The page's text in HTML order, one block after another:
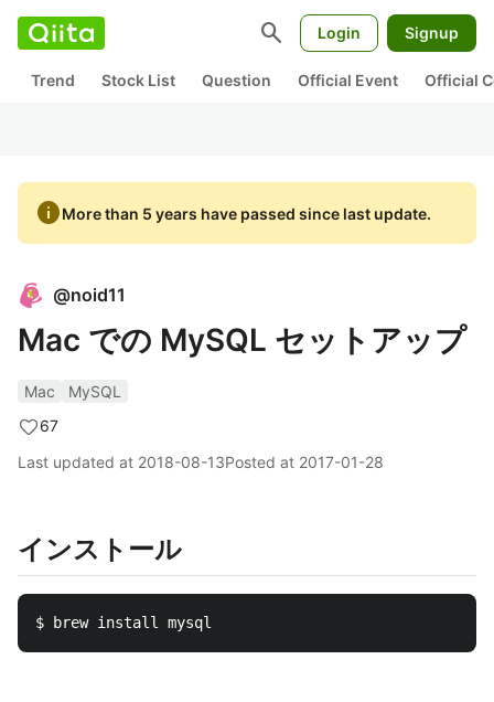
search Login Signup
Trend Stock List Question Official Event Official
infoMore than 5 years have passed since last update.
@noid11
Mac での MySQL セットアップ
Mac
MySQL
67
Last updated at 2018-08-13Posted at 2017-01-28
インストール